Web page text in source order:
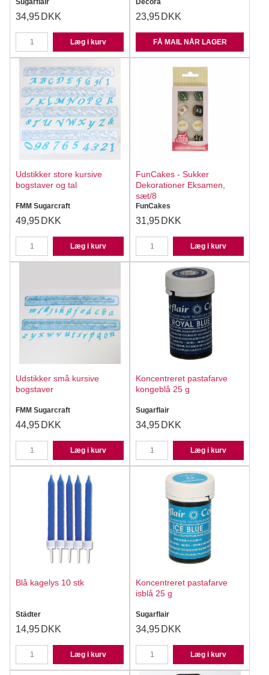
Sugarflair
34,95 DKK
Læg i kurv
Decora
23,95 DKK
FÅ MAIL NÅR LAGER
Udstikker store kursive
bogstaver og tal
FMM Sugarcraft
49,95 DKK
Læg i kurv
FunCakes - Sukker
Dekorationer Eksamen,
sæt/8
FunCakes
31,95 DKK
Læg i kurv
Udstikker små kursive
bogstaver
FMM Sugarcraft
44,95 DKK
Læg i kurv
Koncentreret pastafarve
kongeblå 25 g
Sugarflair
34,95 DKK
Læg i kurv
Blå kagelys 10 stk
Städter
14,95 DKK
Læg i kurv
Koncentreret pastafarve
isblå 25 g
Sugarflair
34,95 DKK
Læg i kurv